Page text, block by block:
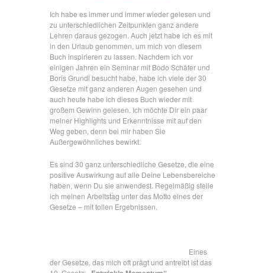
Ich habe es immer und immer wieder gelesen und
zu unterschiedlichen Zeitpunkten ganz andere
Lehren daraus gezogen. Auch jetzt habe ich es mit
in den Urlaub genommen, um mich von diesem
Buch inspirieren zu lassen. Nachdem ich vor
einigen Jahren ein Seminar mit Bodo Schäfer und
Boris Grundl besucht habe, habe ich viele der 30
Gesetze mit ganz anderen Augen gesehen und
auch heute habe ich dieses Buch wieder mit
großem Gewinn gelesen. Ich möchte Dir ein paar
meiner Highlights und Erkenntnisse mit auf den
Weg geben, denn bei mir haben Sie
Außergewöhnliches bewirkt.
Es sind 30 ganz unterschiedliche Gesetze, die eine
positive Auswirkung auf alle Deine Lebensbereiche
haben, wenn Du sie anwendest. Regelmäßig stelle
ich meinen Arbeitstag unter das Motto eines der
Gesetze – mit tollen Ergebnissen.
Eines
der Gesetze, das mich oft prägt und antreibt ist das